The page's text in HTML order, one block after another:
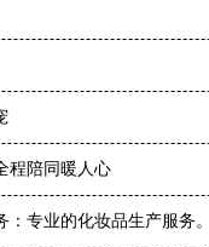
程陪同暖人心
专业的化妆品生产服务。